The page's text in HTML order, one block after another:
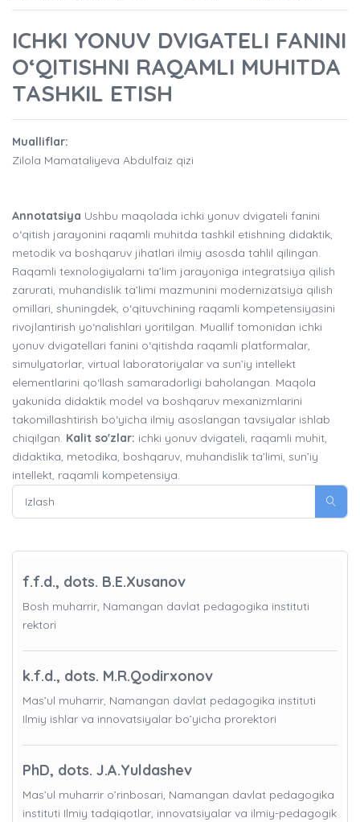
ICHKI YONUV DVIGATELI FANINI
O‘QITISHNI RAQAMLI MUHITDA
TASHKIL ETISH
Mualliflar:
Zilola Mamataliyeva Abdulfaiz qizi
Annotatsiya Ushbu maqolada ichki yonuv dvigateli fanini
o‘qitish jarayonini raqamli muhitda tashkil etishning didaktik,
metodik va boshqaruv jihatlari ilmiy asosda tahlil qilingan.
Raqamli texnologiyalarni ta’lim jarayoniga integratsiya qilish
zarurati, muhandislik ta’limi mazmunini modernizatsiya qilish
omillari, shuningdek, o‘qituvchining raqamli kompetensiyasini
rivojlantirish yo‘nalishlari yoritilgan. Muallif tomonidan ichki
yonuv dvigatellari fanini o‘qitishda raqamli platformalar,
simulyatorlar, virtual laboratoriyalar va sun’iy intellekt
elementlarini qo‘llash samaradorligi baholangan. Maqola
yakunida didaktik model va boshqaruv mexanizmlarini
takomillashtirish bo‘yicha ilmiy asoslangan tavsiyalar ishlab
chiqilgan. Kalit so'zlar: ichki yonuv dvigateli, raqamli muhit,
didaktika, metodika, boshqaruv, muhandislik ta’limi, sun’iy
intellekt, raqamli kompetensiya.
f.f.d., dots. B.E.Xusanov
Bosh muharrir, Namangan davlat pedagogika instituti
rektori
k.f.d., dots. M.R.Qodirxonov
Mas’ul muharrir, Namangan davlat pedagogika instituti
Ilmiy ishlar va innovatsiyalar bo’yicha prorektori
PhD, dots. J.A.Yuldashev
Mas’ul muharrir o’rinbosari, Namangan davlat pedagogika
instituti Ilmiy tadqiqotlar, innovatsiyalar va ilmiy-pedagogik